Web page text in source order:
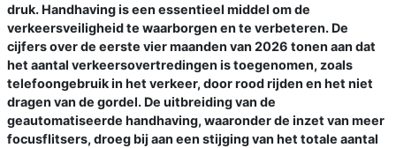
druk. Handhaving is een essentieel middel om de
verkeersveiligheid te waarborgen en te verbeteren. De
cijfers over de eerste vier maanden van 2026 tonen aan dat
het aantal verkeersovertredingen is toegenomen, zoals
telefoongebruik in het verkeer, door rood rijden en het niet
dragen van de gordel. De uitbreiding van de
geautomatiseerde handhaving, waaronder de inzet van meer
focusflitsers, droeg bij aan een stijging van het totale aantal